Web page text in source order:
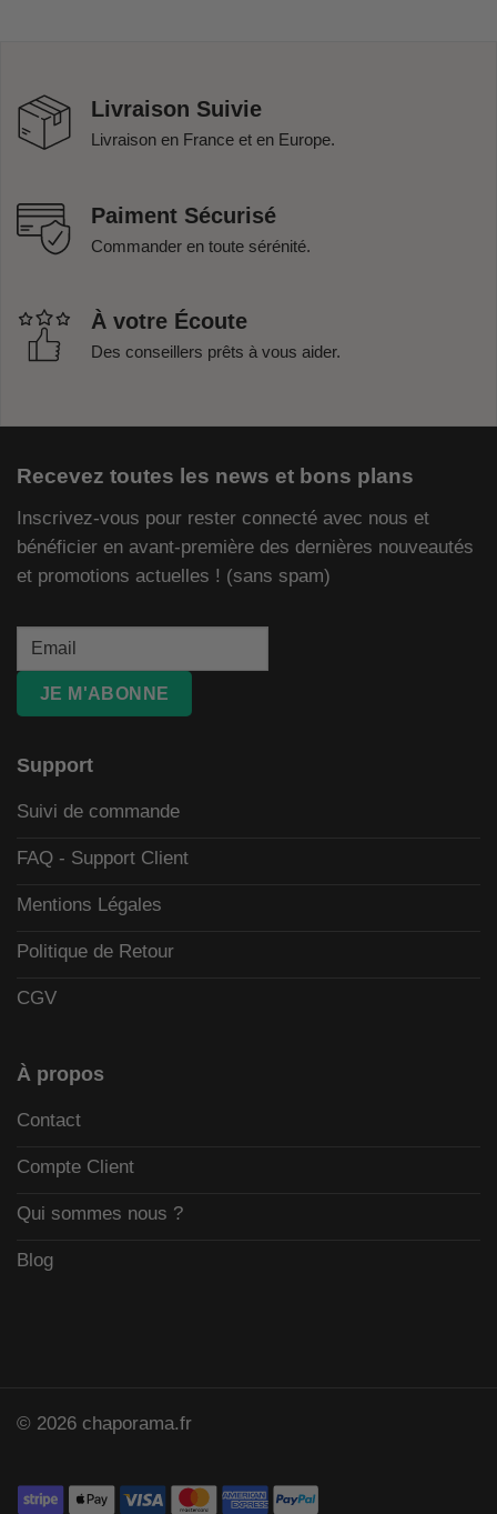
Livraison Suivie
Livraison en France et en Europe.
Paiment Sécurisé
Commander en toute sérénité.
À votre Écoute
Des conseillers prêts à vous aider.
Recevez toutes les news et bons plans
Inscrivez-vous pour rester connecté avec nous et
bénéficier en avant-première des dernières nouveautés
et promotions actuelles ! (sans spam)
JE M'ABONNE
Support
Suivi de commande
FAQ - Support Client
Mentions Légales
Politique de Retour
CGV
À propos
Contact
Compte Client
Qui sommes nous ?
Blog
© 2026 chaporama.fr